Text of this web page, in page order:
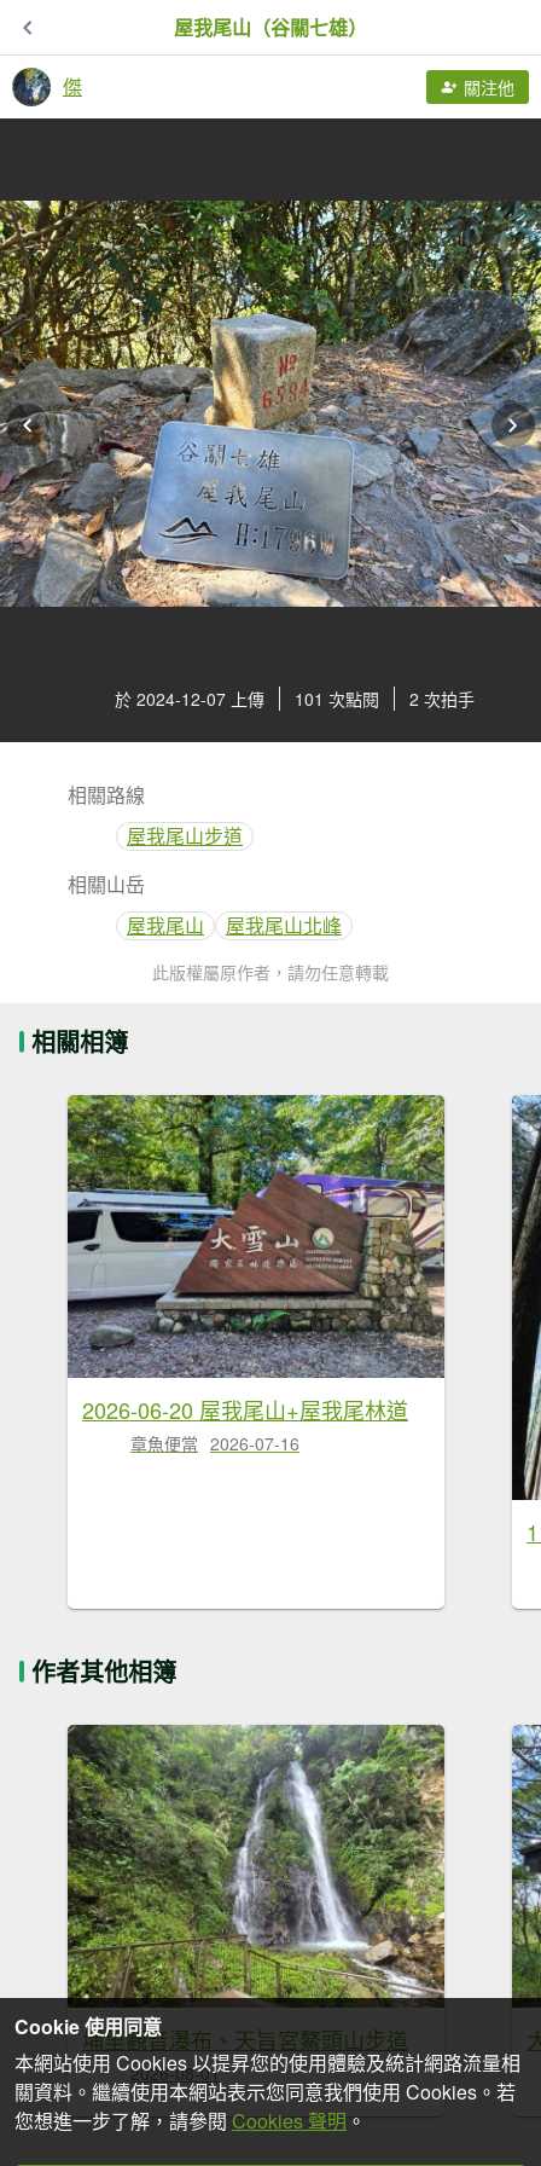
屋我尾山（谷關七雄）
傑 關注他
於 2024-12-07 上傳 101 次點閱 2 次拍手
相關路線
屋我尾山步道
相關山岳
屋我尾山
屋我尾山北峰
此版權屬原作者，請勿任意轉載
相關相簿
2026-06-20 屋我尾山+屋我尾林道
章魚便當 2026-07-16
作者其他相簿
埔里觀音瀑布、天旨宮鰲頭山步道
2026-08-01
Cookie 使用同意
本網站使用 Cookies 以提昇您的使用體驗及統計網路流量相
關資料。繼續使用本網站表示您同意我們使用 Cookies。若
您想進一步了解，請參閱 Cookies 聲明 。